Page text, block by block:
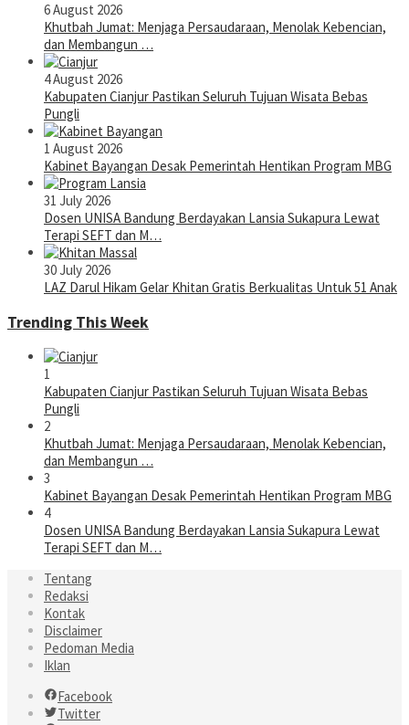
6 August 2026
Khutbah Jumat: Menjaga Persaudaraan, Menolak Kebencian,
dan Membangun …
4 August 2026
Kabupaten Cianjur Pastikan Seluruh Tujuan Wisata Bebas
Pungli
1 August 2026
Kabinet Bayangan Desak Pemerintah Hentikan Program MBG
31 July 2026
Dosen UNISA Bandung Berdayakan Lansia Sukapura Lewat
Terapi SEFT dan M…
30 July 2026
LAZ Darul Hikam Gelar Khitan Gratis Berkualitas Untuk 51 Anak
Trending This Week
1
Kabupaten Cianjur Pastikan Seluruh Tujuan Wisata Bebas
Pungli
2
Khutbah Jumat: Menjaga Persaudaraan, Menolak Kebencian,
dan Membangun …
3
Kabinet Bayangan Desak Pemerintah Hentikan Program MBG
4
Dosen UNISA Bandung Berdayakan Lansia Sukapura Lewat
Terapi SEFT dan M…
Tentang
Redaksi
Kontak
Disclaimer
Pedoman Media
Iklan
Facebook
Twitter